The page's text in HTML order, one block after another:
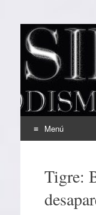
EL
Periodismo
Menú
contenidoTigre: